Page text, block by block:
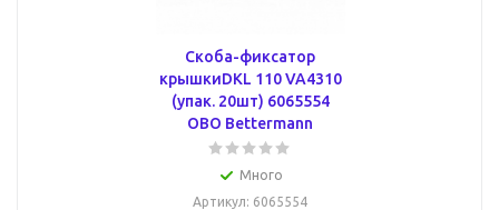
Скоба-фиксатор
крышкиDKL 110 VA4310
(упак. 20шт) 6065554
OBO Bettermann
Много
Артикул: 6065554